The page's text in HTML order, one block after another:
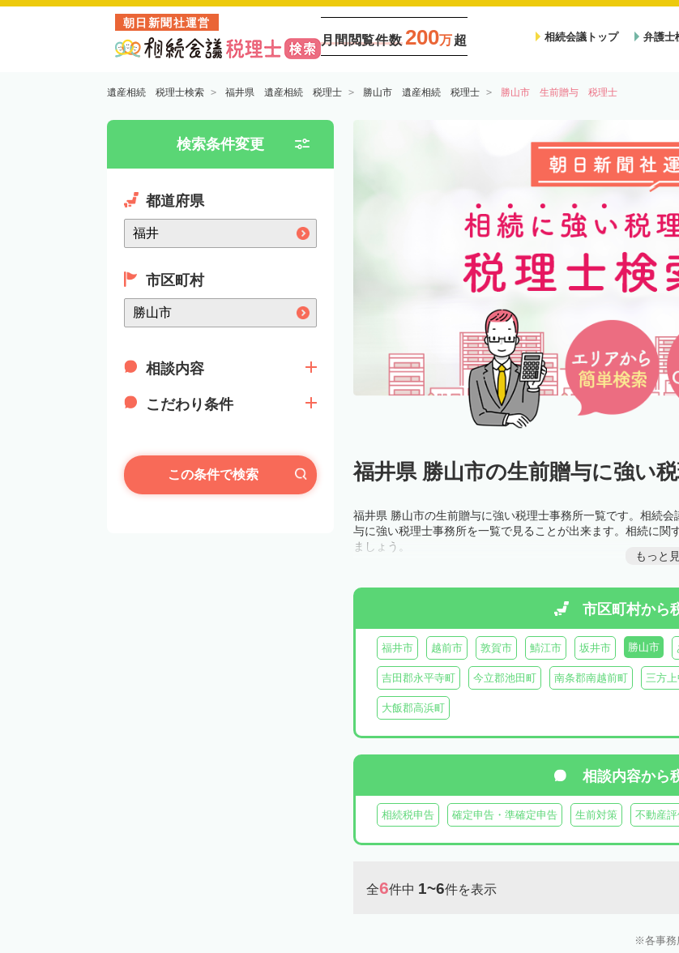
朝日新聞社運営
月間閲覧件数 200万超 相続会議トップ 弁護士
遺産相続 税理士検索 福井県 遺産相続 税理士 勝山市 遺産相続 税理士 勝山市 生前贈与 税理士
検索条件変更
都道府県
市区町村
相談内容
こだわり条件
この条件で検索 福井県 勝山市の生前贈与に強い
福井県 勝山市の生前贈与に強い税理士事務所一覧です。相続
与に強い税理士事務所を一覧で見ることが出来ます。相続に
ましょう。
もっと
市区町村から
福井市 越前市 敦賀市 鯖江市 坂井市 勝山市
吉田郡永平寺町 今立郡池田町 南条郡南越前町 三方
大飯郡高浜町
相談内容から
相続税申告 確定申告・準確定申告 生前対策 不動産評
全6件中 1~6件を表示
各事務